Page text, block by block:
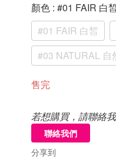
顏色 : #01 FAIR 白
#01 FAIR 白皙
#03 NATURAL 自
售完
若想購買，請聯絡我
聯絡我們
分享到